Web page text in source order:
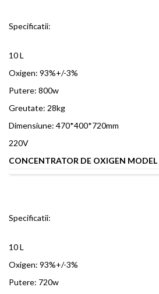
Specificatii:
10 L
Oxigen: 93%+/-3%
Putere: 800w
Greutate: 28kg
Dimensiune: 470*400*720mm
220V
CONCENTRATOR DE OXIGEN MODEL
Specificatii:
10 L
Oxigen: 93%+/-3%
Putere: 720w